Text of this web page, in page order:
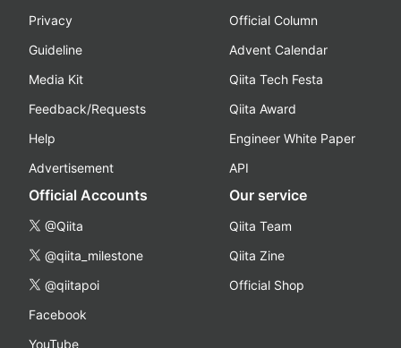
Privacy
Guideline
Media Kit
Feedback/Requests
Help
Advertisement
Official Column
Advent Calendar
Qiita Tech Festa
Qiita Award
Engineer White Paper
API
Official Accounts
@Qiita
@qiita_milestone
@qiitapoi
Facebook
YouTube
Our service
Qiita Team
Qiita Zine
Official Shop